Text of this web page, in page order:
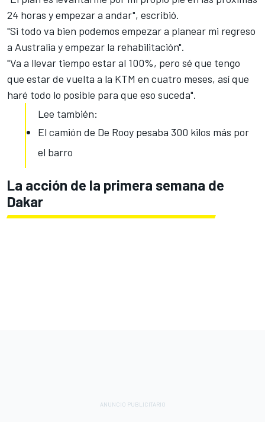
24 horas y empezar a andar", escribió.
"Si todo va bien podemos empezar a planear mi regreso
a Australia y empezar la rehabilitación".
"Va a llevar tiempo estar al 100%, pero sé que tengo
que estar de vuelta a la KTM en cuatro meses, así que
haré todo lo posible para que eso suceda".
Lee también:
El camión de De Rooy pesaba 300 kilos más por
el barro
La acción de la primera semana de
Dakar